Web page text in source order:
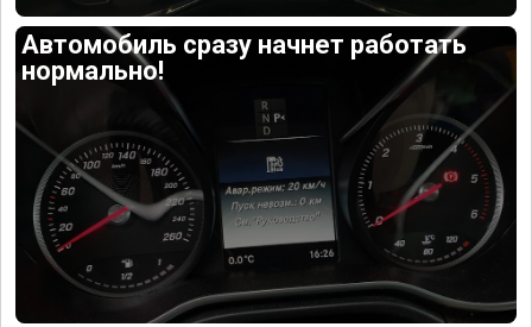
Автомобиль сразу начнет работать
нормально!